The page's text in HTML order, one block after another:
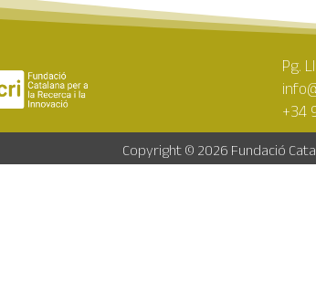
Pg.
+34
Copyright © 2026 Fundació